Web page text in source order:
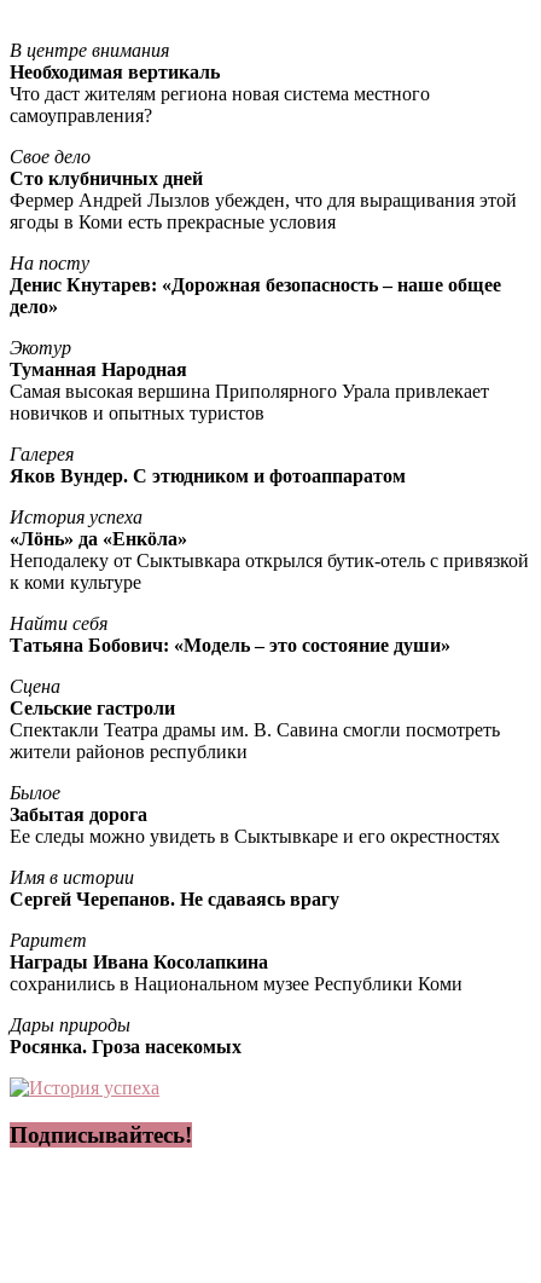
В центре внимания
Необходимая вертикаль
Что даст жителям региона новая система местного
самоуправления?
Свое дело
Сто клубничных дней
Фермер Андрей Лызлов убежден, что для выращивания этой
ягоды в Коми есть прекрасные условия
На посту
Денис Кнутарев: «Дорожная безопасность – наше общее
дело»
Экотур
Туманная Народная
Самая высокая вершина Приполярного Урала привлекает
новичков и опытных туристов
Галерея
Яков Вундер. С этюдником и фотоаппаратом
История успеха
«Лöнь» да «Енкöла»
Неподалеку от Сыктывкара открылся бутик-отель с привязкой
к коми культуре
Найти себя
Татьяна Бобович: «Модель – это состояние души»
Сцена
Сельские гастроли
Спектакли Театра драмы им. В. Савина смогли посмотреть
жители районов республики
Былое
Забытая дорога
Ее следы можно увидеть в Сыктывкаре и его окрестностях
Имя в истории
Сергей Черепанов. Не сдаваясь врагу
Раритет
Награды Ивана Косолапкина
сохранились в Национальном музее Республики Коми
Дары природы
Росянка. Гроза насекомых
Подписывайтесь!